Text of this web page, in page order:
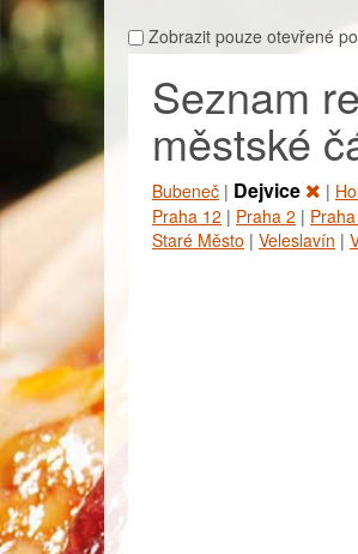
Zobrazit pouze otevřené
Seznam
městské
Bubeneč | Dejvice |
Praha 12 | Praha 2 |
Staré Město | Veleslavín |